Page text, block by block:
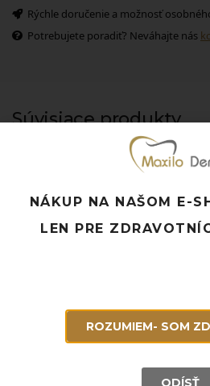
Rýchle doručenie a možnosť
Potrebujete poradiť? Neváhajte nás
Súvisiace produkty
NÁKUP NA NAŠOM E-
LEN PRE
ROZUMIEM- SOM
ODÍSŤ